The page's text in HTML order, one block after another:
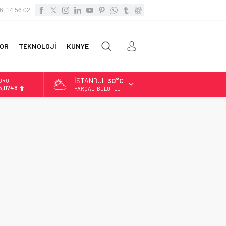
14:56:02
TEKNOLOJİ KÜNYE
İSTANBUL 30°C
PARÇALI BULUTLU